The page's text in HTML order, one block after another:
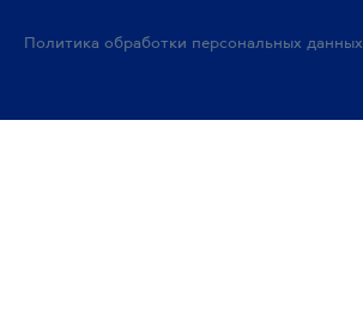
Политика обработки персональных данных